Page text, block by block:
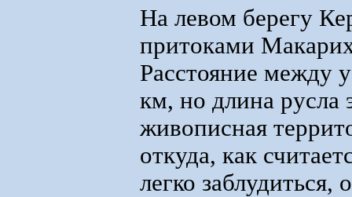
На левом берегу
притоками
Расстояние между
км, но длина русла
живописная
откуда, как
легко заблудиться,